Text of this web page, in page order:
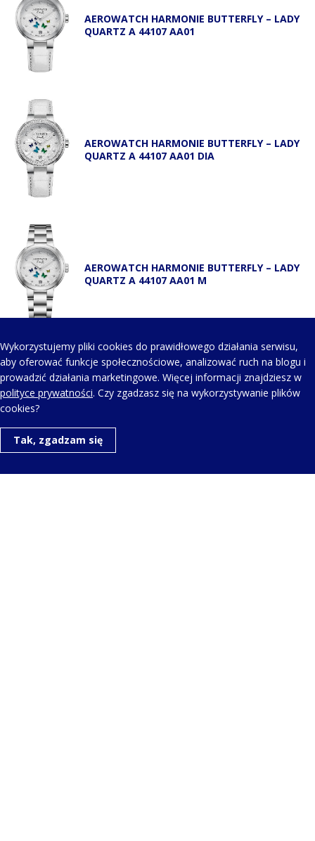
AEROWATCH HARMONIE BUTTERFLY – LADY
QUARTZ A 44107 AA01
AEROWATCH HARMONIE BUTTERFLY – LADY
QUARTZ A 44107 AA01 DIA
AEROWATCH HARMONIE BUTTERFLY – LADY
QUARTZ A 44107 AA01 M
AEROWATCH HARMONIE BUTTERFLY – LADY
Wykorzystujemy pliki cookies do prawidłowego działania serwisu,
aby oferować funkcje społecznościowe, analizować ruch na blogu i
prowadzić działania marketingowe. Więcej informacji znajdziesz w
polityce prywatności. Czy zgadzasz się na wykorzystywanie plików
cookies?
Tak, zgadzam się